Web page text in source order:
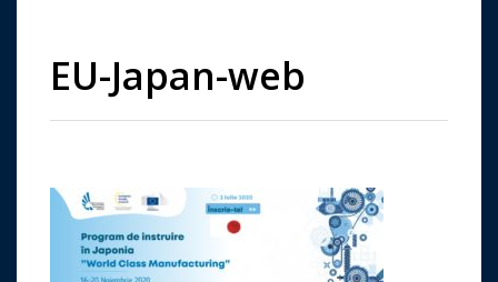
EU-Japan-web